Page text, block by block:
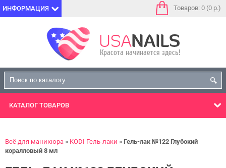
ИНФОРМАЦИЯ Товаров: 0 (0 р.)
КАТАЛОГ ТОВАРОВ
Всё для маникюра KODI Гель-лаки
Гель-лак №122 Глубокий
коралловый 8 мл